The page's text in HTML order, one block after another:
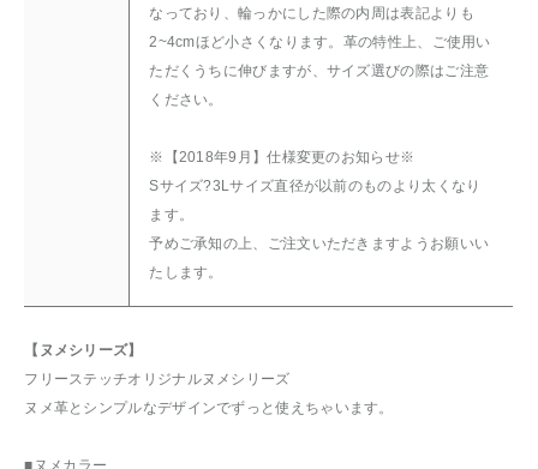
なっており、輪っかにした際の内周は表記よりも
2~4cmほど小さくなります。革の特性上、ご使用い
ただくうちに伸びますが、サイズ選びの際はご注意
ください。
※【2018年9月】仕様変更のお知らせ※
Sサイズ?3Lサイズ直径が以前のものより太くなり
ます。
予めご承知の上、ご注文いただきますようお願いい
たします。
【ヌメシリーズ】
フリーステッチオリジナルヌメシリーズ
ヌメ革とシンプルなデザインでずっと使えちゃいます。
■ ヌメカラー